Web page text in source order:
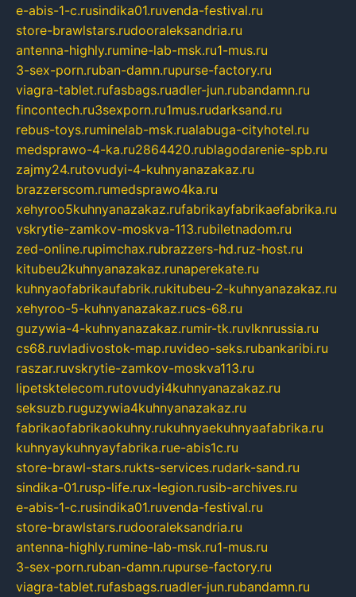
e-abis-1-c.rusindika01.ruvenda-festival.ru
store-brawlstars.rudooraleksandria.ru
antenna-highly.rumine-lab-msk.ru1-mus.ru
3-sex-porn.ruban-damn.rupurse-factory.ru
viagra-tablet.rufasbags.ruadler-jun.rubandamn.ru
fincontech.ru3sexporn.ru1mus.rudarksand.ru
rebus-toys.ruminelab-msk.rualabuga-cityhotel.ru
medsprawo-4-ka.ru2864420.rublagodarenie-spb.ru
zajmy24.rutovudyi-4-kuhnyanazakaz.ru
brazzerscom.rumedsprawo4ka.ru
xehyroo5kuhnyanazakaz.rufabrikayfabrikaefabrika.ru
vskrytie-zamkov-moskva-113.rubiletnadom.ru
zed-online.rupimchax.rubrazzers-hd.ruz-host.ru
kitubeu2kuhnyanazakaz.runaperekate.ru
kuhnyaofabrikaufabrik.rukitubeu-2-kuhnyanazakaz.ru
xehyroo-5-kuhnyanazakaz.rucs-68.ru
guzywia-4-kuhnyanazakaz.rumir-tk.ruvlknrussia.ru
cs68.ruvladivostok-map.ruvideo-seks.rubankaribi.ru
raszar.ruvskrytie-zamkov-moskva113.ru
lipetsktelecom.rutovudyi4kuhnyanazakaz.ru
seksuzb.ruguzywia4kuhnyanazakaz.ru
fabrikaofabrikaokuhny.rukuhnyaekuhnyaafabrika.ru
kuhnyaykuhnyayfabrika.rue-abis1c.ru
store-brawl-stars.rukts-services.rudark-sand.ru
sindika-01.rusp-life.rux-legion.rusib-archives.ru
e-abis-1-c.rusindika01.ruvenda-festival.ru
store-brawlstars.rudooraleksandria.ru
antenna-highly.rumine-lab-msk.ru1-mus.ru
3-sex-porn.ruban-damn.rupurse-factory.ru
viagra-tablet.rufasbags.ruadler-jun.rubandamn.ru